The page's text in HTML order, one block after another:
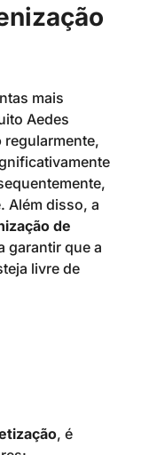
mais
Aedes
regularmente,
Além disso, a
de
garantir que a
livre de
, é